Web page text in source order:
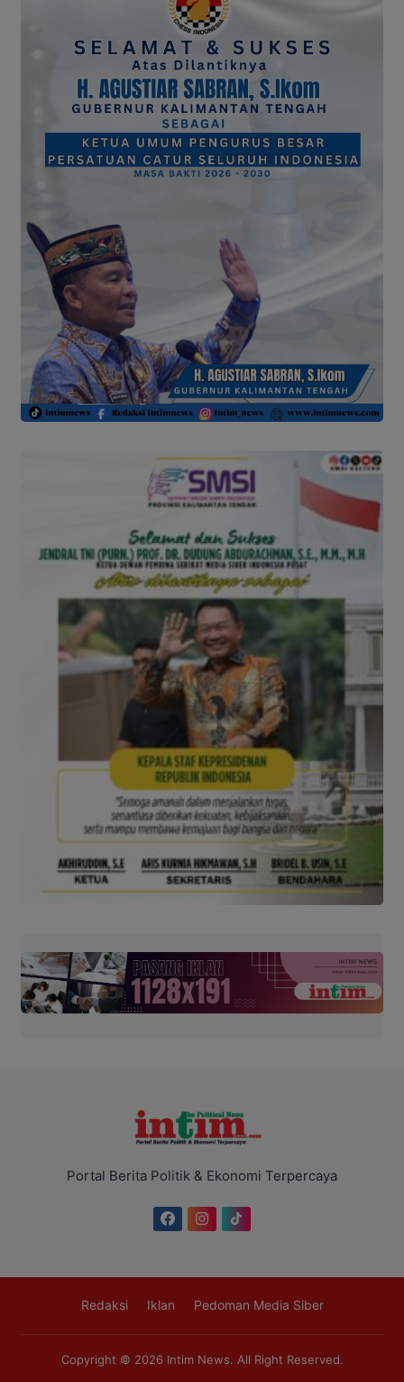
Portal Berita Politik & Ekonomi Terpercaya
Redaksi Iklan Pedoman Media Siber
Copyright © 2026 Intim News. All Right Reserved.